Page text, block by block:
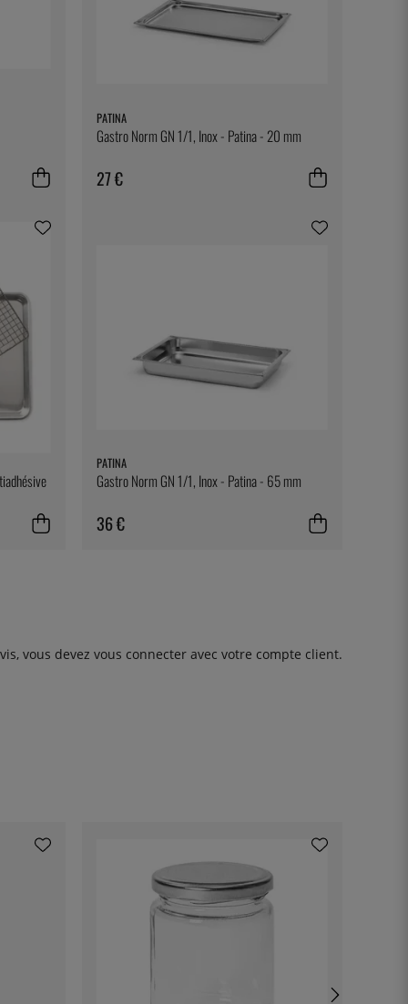
PATINA
Gastro Norm GN 1/1, Inox - Patina - 20 mm
27 €
PATINA
Gastro Norm GN 1/1, Inox - Patina - 65 mm
36 €
vous devez vous connecter avec votre compte client.